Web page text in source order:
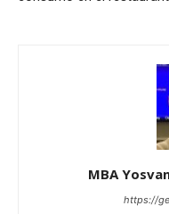
MBA
https://